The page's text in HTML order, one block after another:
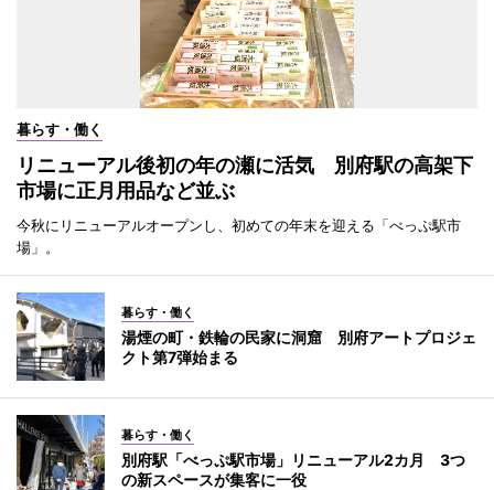
暮らす・働く
リニューアル後初の年の瀬に活気 別府駅の高架下
市場に正月用品など並ぶ
今秋にリニューアルオープンし、初めての年末を迎える「べっぷ駅市
場」。
暮らす・働く
湯煙の町・鉄輪の民家に洞窟 別府アートプロジェ
クト第7弾始まる
暮らす・働く
別府駅「べっぷ駅市場」リニューアル2カ月 3つ
の新スペースが集客に一役